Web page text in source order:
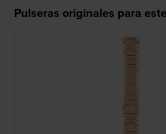
Pulseras originales para